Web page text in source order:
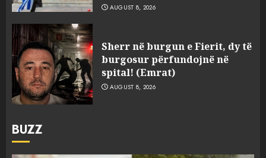
AUGUST 8, 2026
Sherr në burgun e Fierit, dy të
burgosur përfundojnë në
spital! (Emrat)
AUGUST 8, 2026
BUZZ